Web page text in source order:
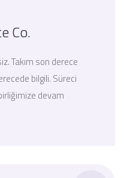
Co.
Takım son derece
bilgili. Süreci
devam